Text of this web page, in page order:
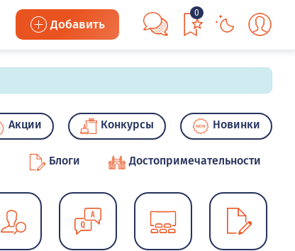
Добавить
0
Акции Конкурсы Новинки
Блоги Достопримечательности